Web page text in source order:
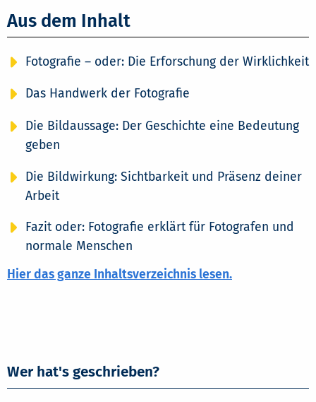
Aus dem Inhalt
Fotografie – oder: Die Erforschung der Wirklichkeit
Das Handwerk der Fotografie
Die Bildaussage: Der Geschichte eine Bedeutung
geben
Die Bildwirkung: Sichtbarkeit und Präsenz deiner
Arbeit
Fazit oder: Fotografie erklärt für Fotografen und
normale Menschen
Hier das ganze Inhaltsverzeichnis lesen.
Wer hat's geschrieben?